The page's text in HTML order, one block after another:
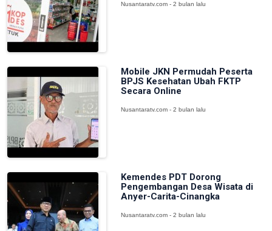
Nusantaratv.com - 2 bulan lalu
Mobile JKN Permudah Peserta
BPJS Kesehatan Ubah FKTP
Secara Online
Nusantaratv.com - 2 bulan lalu
Kemendes PDT Dorong
Pengembangan Desa Wisata di
Anyer-Carita-Cinangka
Nusantaratv.com - 2 bulan lalu